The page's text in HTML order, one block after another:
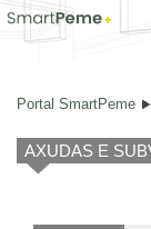
Axudas e
Portal SmartPeme
AXUDAS E